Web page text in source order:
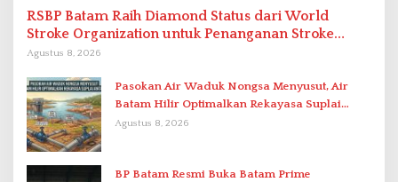
RSBP Batam Raih Diamond Status dari World
Stroke Organization untuk Penanganan Stroke
Berstandar Internasional
Agustus 8, 2026
Pasokan Air Waduk Nongsa Menyusut, Air
Batam Hilir Optimalkan Rekayasa Suplai
Antar-IPAM
Agustus 8, 2026
BP Batam Resmi Buka Batam Prime